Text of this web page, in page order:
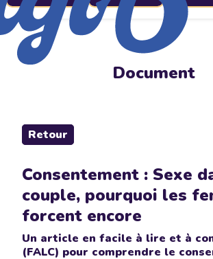
Document
Retour
Consentement : Sexe
couple, pourquoi les
forcent encore
Un article en facile à lire et à
(FALC) pour comprendre le